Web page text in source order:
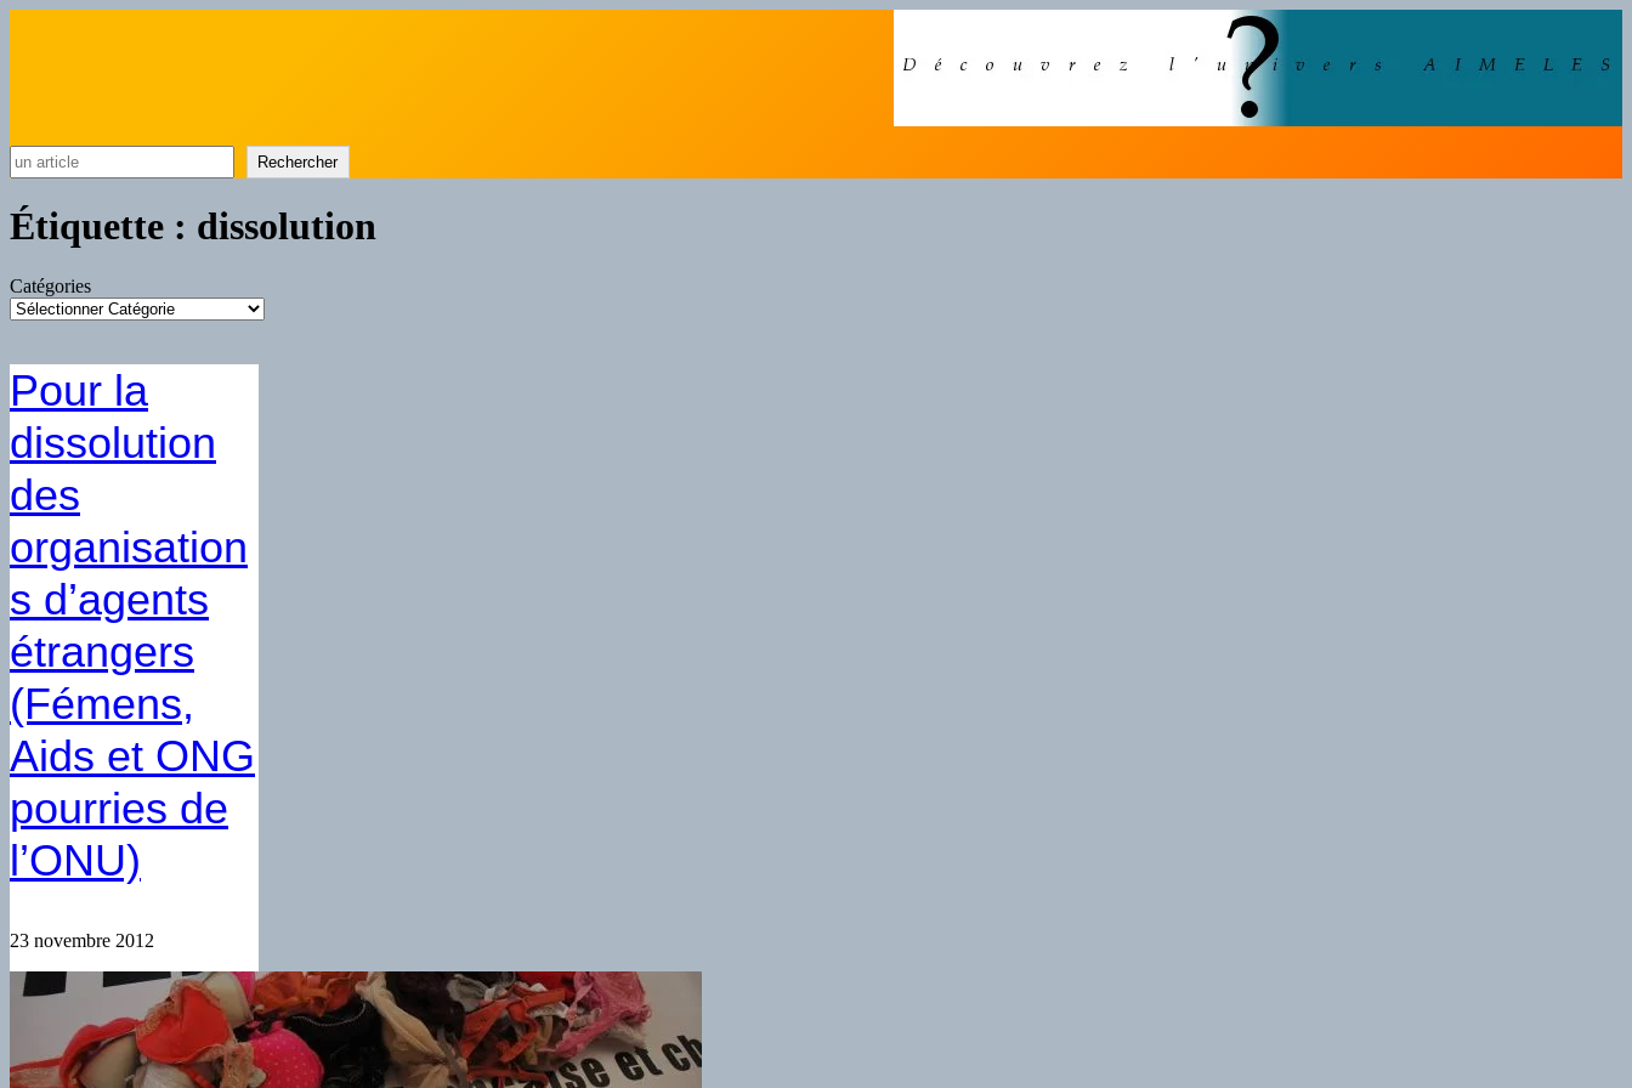
Rechercher
Étiquette : dissolution
Catégories
Pour la
dissolution
des
organisation
s d’agents
étrangers
(Fémens,
Aids et ONG
pourries de
l’ONU)
23 novembre 2012